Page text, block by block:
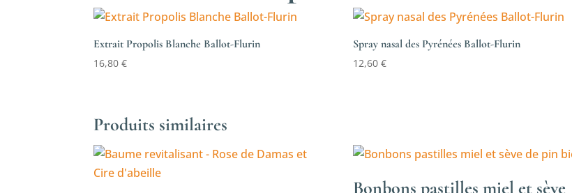
Extrait Propolis Blanche Ballot-Flurin
16,80€
Spray nasal des Pyrénées Ballot-Flurin
12,60 €
Produits similaires
Bonbons pastilles miel et sève